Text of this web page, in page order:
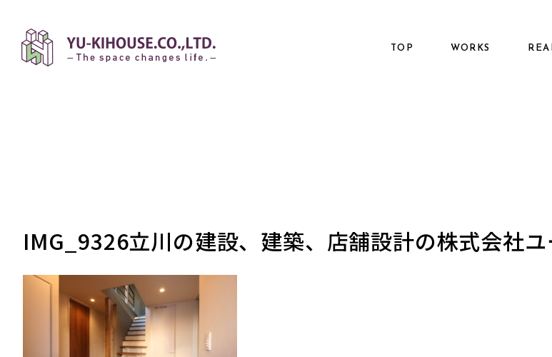
TOP WORKS
IMG_9326立川の建設、建築、店舗設計の株式会社